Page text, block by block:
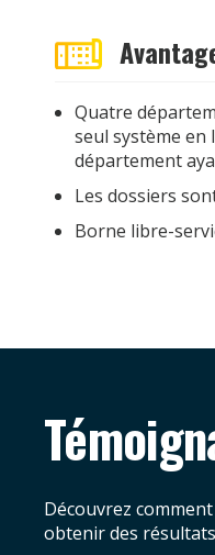
Quatre
seul système en
département
Les dossiers
Borne libre-
Découvrez
obtenir des